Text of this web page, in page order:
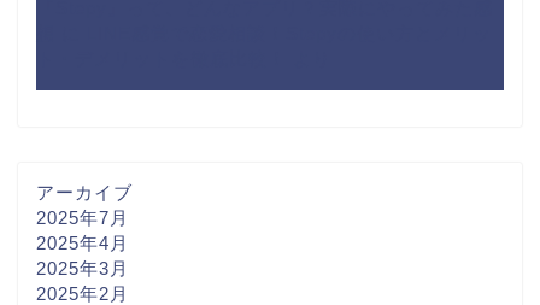
アーカイブ
2025年7月
2025年4月
2025年3月
2025年2月